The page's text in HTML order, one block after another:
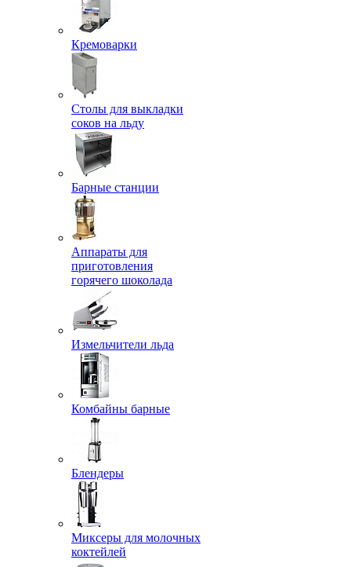
Кремоварки
Столы для выкладки
соков на льду
Барные станции
Аппараты для
приготовления
горячего шоколада
Измельчители льда
Комбайны барные
Блендеры
Миксеры для молочных
коктейлей